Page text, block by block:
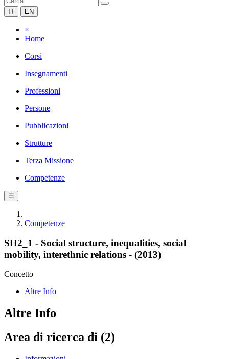
IT EN
×
Home
Corsi
Insegnamenti
Professioni
Persone
Pubblicazioni
Strutture
Terza Missione
Competenze
☰
Competenze
SH2_1 - Social structure, inequalities, social
mobility, interethnic relations - (2013)
Concetto
Altre Info
Altre Info
Area di ricerca di (2)